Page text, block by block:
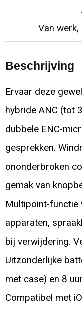
Van
Beschrijving
Ervaar deze
hybride ANC (tot
dubbele ENC-
gesprekken.
ononderbroken
gemak van
Multipoint-functie
apparaten,
bij verwijdering.
Uitzonderlijke
met case) en 8
Compatibel met